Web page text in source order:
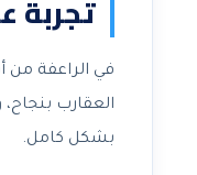
تجربة
في الراعفة من
العقارب
بشكل كامل.